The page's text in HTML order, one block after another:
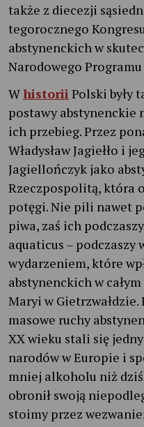
także z diecezji
tegorocznego
abstynenckich w
Narodowego
W historii Polski były
postawy abstynenckie
ich przebieg. Przez
Władysław Jagiełło i
Jagiellończyk jako
Rzeczpospolitą, która
potęgi. Nie pili nawet
piwa, zaś ich
aquaticus – podczaszy
wydarzeniem, które
abstynenckich w
Maryi w Gietrzwałdzie.
masowe ruchy
XX wieku stali się
narodów w Europie i
mniej alkoholu niż
obronił swoją
stoimy przez